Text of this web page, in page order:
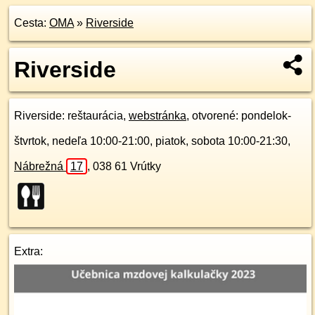
Cesta: OMA» Riverside
Riverside
Riverside: reštaurácia, webstránka, otvorené: pondelok-
štvrtok, nedeľa 10:00-21:00, piatok, sobota 10:00-21:30,
Nábrežná 17 , 038 61 Vrútky
Extra: